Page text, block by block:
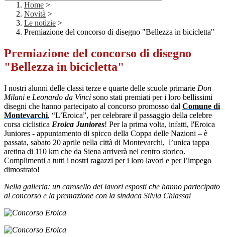
Home >
Novità >
Le notizie >
Premiazione del concorso di disegno "Bellezza in bicicletta"
Premiazione del concorso di disegno
"Bellezza in bicicletta"
I nostri alunni delle classi terze e quarte delle scuole primarie Don
Milani e Leonardo da Vinci sono stati premiati per i loro bellissimi
disegni che hanno partecipato al concorso promosso dal Comune di
Montevarchi, “L’Eroica”, per celebrare il passaggio della celebre
corsa ciclistica Eroica Juniores! Per la prima volta, infatti, l'Eroica
Juniores - appuntamento di spicco della Coppa delle Nazioni – è
passata, sabato 20 aprile nella città di Montevarchi, l’unica tappa
aretina di 110 km che da Siena arriverà nel centro storico.
Complimenti a tutti i nostri ragazzi per i loro lavori e per l’impego
dimostrato!
Nella galleria: un carosello dei lavori esposti che hanno partecipato
al concorso e la premazione con la sindaca Silvia Chiassai